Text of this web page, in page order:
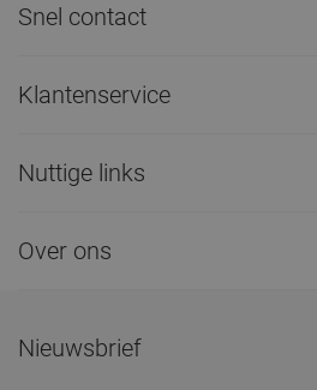
Snel contact
Klantenservice
Nuttige links
Over ons
Nieuwsbrief